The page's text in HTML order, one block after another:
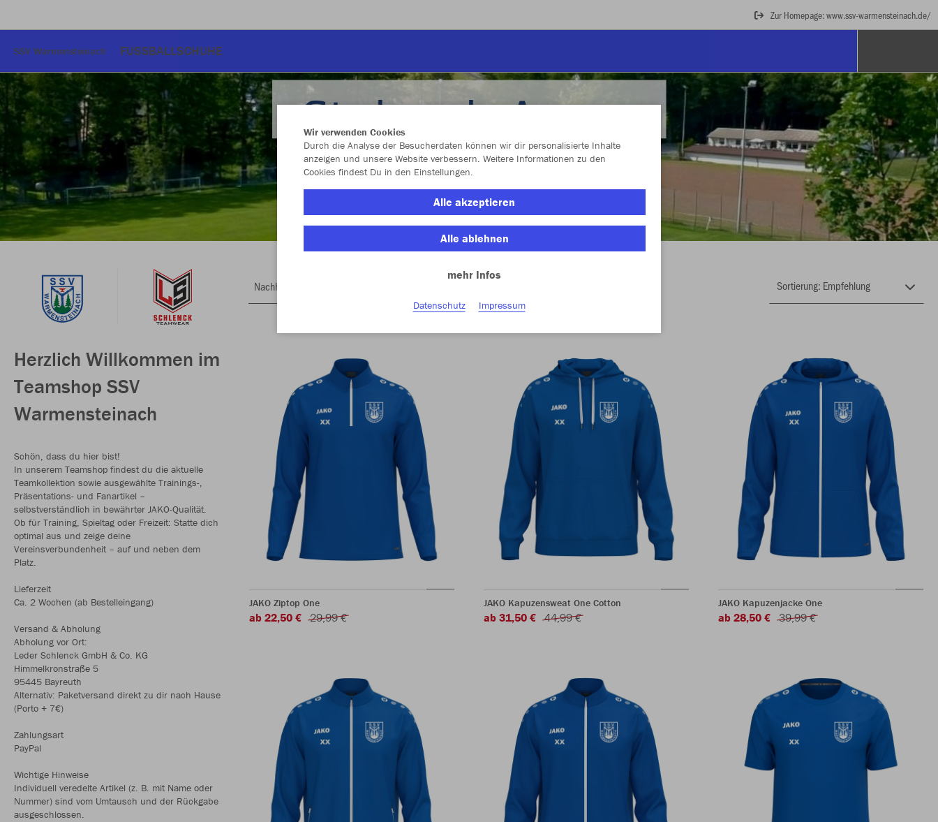
Zur Homepage: www.ssv-warmensteinach.de/
SSV Warmensteinach FUSSBALLSCHUHE
Herzlich Willkommen im
Teamshop SSV
Warmensteinach
Schön, dass du hier bist!
In unserem Teamshop findest du die aktuelle
Teamkollektion sowie ausgewählte Trainings-,
Präsentations- und Fanartikel –
selbstverständlich in bewährter JAKO-Qualität.
Ob für Training, Spieltag oder Freizeit: Statte dich
optimal aus und zeige deine
Vereinsverbundenheit – auf und neben dem
Platz.
Lieferzeit
Ca. 2 Wochen (ab Bestelleingang)
Versand & Abholung
Abholung vor Ort:
Leder Schlenck GmbH & Co. KG
Himmelkronstraße 5
95445 Bayreuth
Alternativ: Paketversand direkt zu dir nach Hause
(Porto + 7€)
Zahlungsart
PayPal
Wichtige Hinweise
Individuell veredelte Artikel (z. B. mit Name oder
Nummer) sind vom Umtausch und der Rückgabe
ausgeschlossen.
Nachhaltig
JAKO Ziptop One
ab 22,50 € 29,99 €
JAKO Kapuzensweat One Cotton
ab 31,50 € 44,99 €
JAKO Kapuzenjacke One
ab 28,50 € 39,99 €
Wir verwenden Cookies
Durch die Analyse der Besucherdaten können wir dir personalisierte Inhalte
anzeigen und unsere Website verbessern. Weitere Informationen zu den
Cookies findest Du in den Einstellungen.
Alle akzeptieren
Alle ablehnen
mehr Infos
Datenschutz Impressum